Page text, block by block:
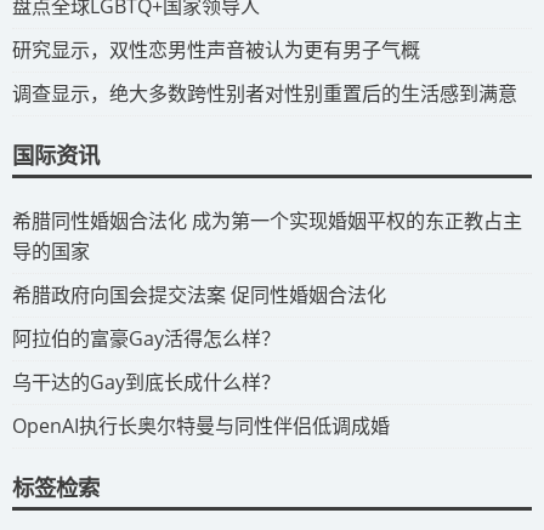
​盘点全球LGBTQ+国家领导人
研究显示，双性恋男性声音被认为更有男子气概
调查显示，绝大多数跨性别者对性别重置后的生活感到满意
国际资讯
​希腊同性婚姻合法化 成为第一个实现婚姻平权的东正教占主
导的国家
​希腊政府向国会提交法案 促同性婚姻合法化
​阿拉伯的富豪Gay活得怎么样？
​乌干达的Gay到底长成什么样？
​OpenAI执行长奥尔特曼与同性伴侣低调成婚
标签检索